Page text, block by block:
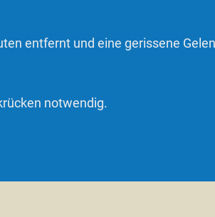
entfernt und eine gerissene
notwendig.